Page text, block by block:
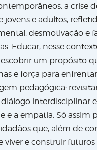
a crise
jovens e adultos,
desmotivação e
Educar, nesse
um propósito
e força para
pedagógica:
interdisciplinar
e a empatia. Só assim
que, além de
viver e construir